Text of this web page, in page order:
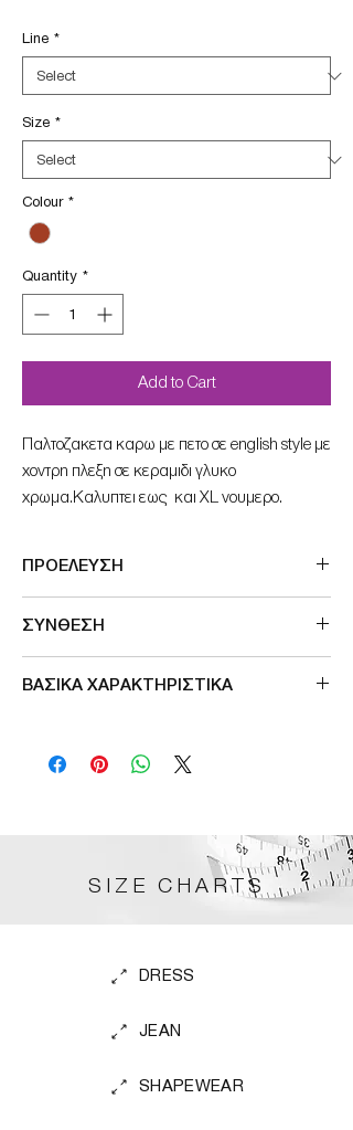
Line *
Size *
Colour *
Quantity *
Add to Cart
Παλτοζακετα καρω με πετο σε english style με
χοντρη πλεξη σε κεραμιδι γλυκο
χρωμα.Καλυπτει εως και XL νουμερο.
ΠΡΟΕΛΕΥΣΗ
ΣΥΝΘΕΣΗ
ΒΑΣΙΚΑ ΧΑΡΑΚΤΗΡΙΣΤΙΚΑ
μηκος εως το γονατο
SIZE CHARTS
DRESS
JEAN
SHAPEWEAR